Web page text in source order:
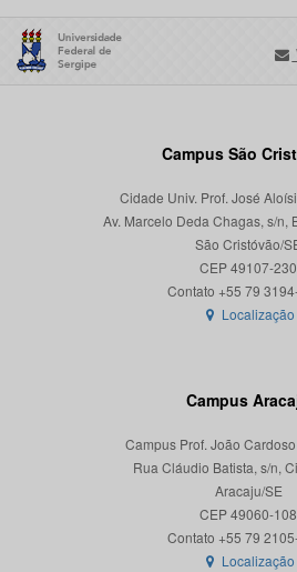
Campus São
Cidade Univ. Prof. José
Av. Marcelo Deda Chagas, s/n,
São Cristóvão/
CEP 49107-230
Localização
Campus
Campus Prof. João
Rua Cláudio Batista, s/n,
Aracaju/SE
CEP 49060-108
Localização